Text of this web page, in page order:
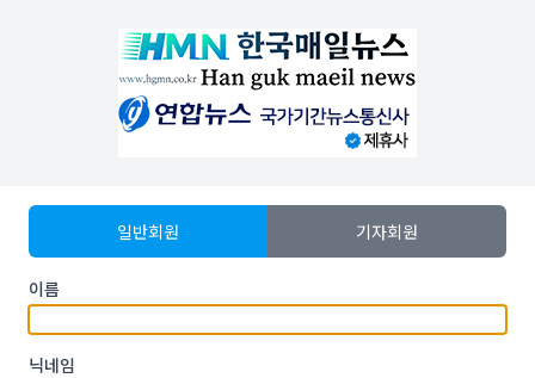
일반회원 기자회원
이름
닉네임